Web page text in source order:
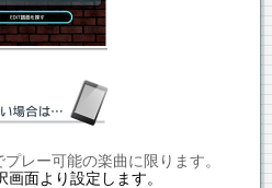
レー可能の楽曲に限ります。
面より設定します。